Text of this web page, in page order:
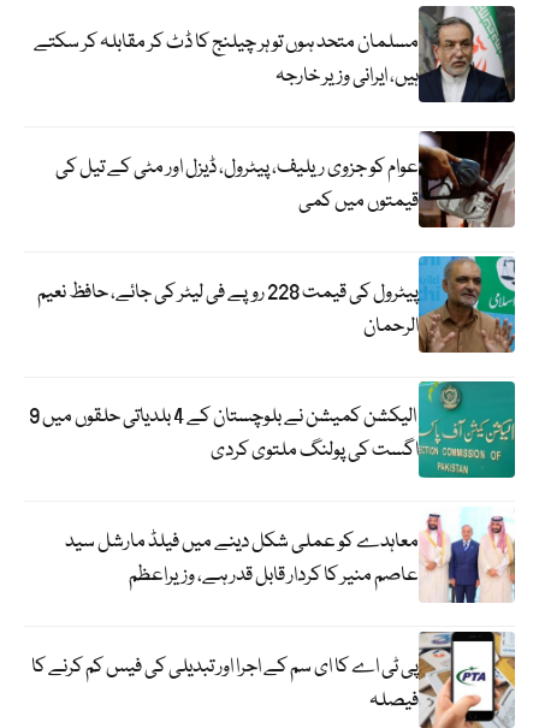
مسلمان متحد ہوں تو ہر چیلنج کا ڈٹ کر مقابلہ کر سکتے
ہیں، ایرانی وزیر خارجہ
عوام کو جزوی ریلیف، پیٹرول، ڈیزل اور مٹی کے تیل کی
قیمتوں میں کمی
پیٹرول کی قیمت 228 روپے فی لیٹر کی جائے، حافظ نعیم
الرحمان
الیکشن کمیشن نے بلوچستان کے 4 بلدیاتی حلقوں میں 9
اگست کی پولنگ ملتوی کردی
معاہدے کو عملی شکل دینے میں فیلڈ مارشل سید
عاصم منیر کا کردار قابل قدر ہے، وزیراعظم
پی ٹی اے کا ای سم کے اجرا اور تبدیلی کی فیس کم کرنے کا
فیصلہ